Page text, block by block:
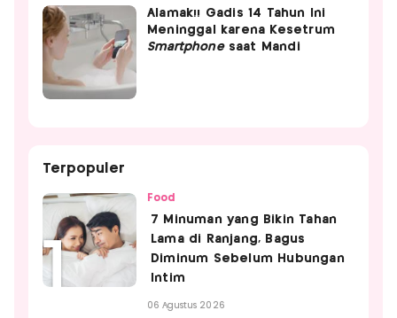
Alamak!! Gadis 14 Tahun Ini
Meninggal karena Kesetrum
Smartphonesaat Mandi
Terpopuler
Food
7 Minuman yang Bikin Tahan
Lama di Ranjang, Bagus
Diminum Sebelum Hubungan
Intim
06 Agustus 2026